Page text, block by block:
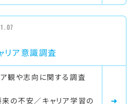
リア意識調査
観や志向に関する調査
の不安／キャリア学習の